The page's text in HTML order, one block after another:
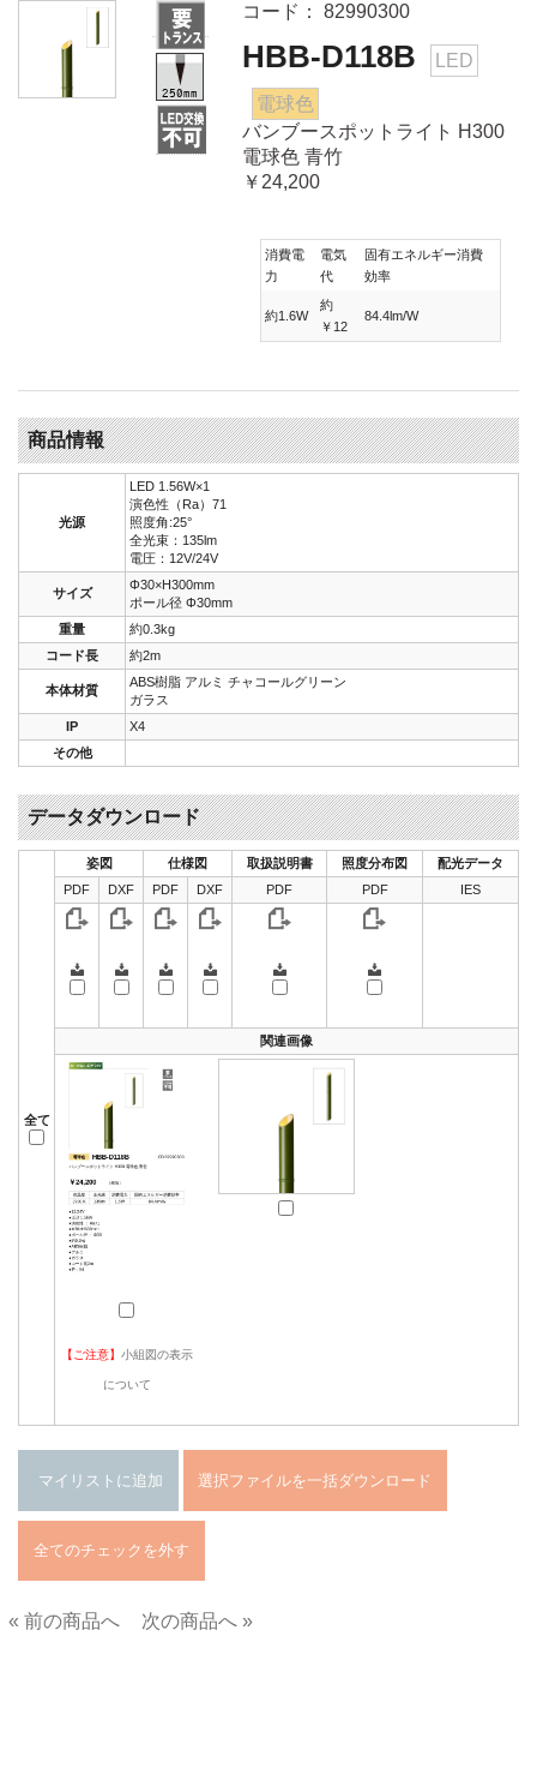
コード： 82990300
HBB-D118B LED
電球色
バンブースポットライト H300
電球色 青竹
￥24,200
消費電
力
電気
代
固有エネルギー消費
効率
約1.6W
約
￥12
84.4lm/W
商品情報
光源
LED 1.56W×1
演色性（Ra）71
照度角:25°
全光束：135lm
電圧：12V/24V
サイズ
Φ30×H300mm
ポール径 Φ30mm
重量
約0.3kg
コード長
約2m
本体材質
ABS樹脂 アルミ チャコールグリーン
ガラス
IP
X4
その他
データダウンロード
全て
姿図 仕様図 取扱説明書 照度分布図
配光データ
PDF
DXF PDF DXF PDF PDF IES
関連画像
【ご注意】 小組図の表示
について
« 前の商品へ
次の商品へ »